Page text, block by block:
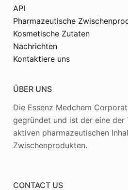
API
Pharmazeutische
Kosmetische Zutaten
Nachrichten
Kontaktiere uns
ÜBER UNS
Die Essenz Medchem
gegründet und ist der eine der
aktiven pharmazeutischen
Zwischenprodukten.
CONTACT US